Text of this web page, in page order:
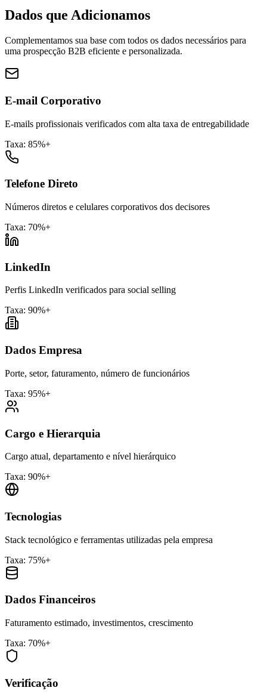
Dados que Adicionamos
Complementamos sua base com todos os dados necessários para
uma prospecção B2B eficiente e personalizada.
E-mail Corporativo
E-mails profissionais verificados com alta taxa de entregabilidade
Taxa: 85%+
Telefone Direto
Números diretos e celulares corporativos dos decisores
Taxa: 70%+
LinkedIn
Perfis LinkedIn verificados para social selling
Taxa: 90%+
Dados Empresa
Porte, setor, faturamento, número de funcionários
Taxa: 95%+
Cargo e Hierarquia
Cargo atual, departamento e nível hierárquico
Taxa: 90%+
Tecnologias
Stack tecnológico e ferramentas utilizadas pela empresa
Taxa: 75%+
Dados Financeiros
Faturamento estimado, investimentos, crescimento
Taxa: 70%+
Verificação